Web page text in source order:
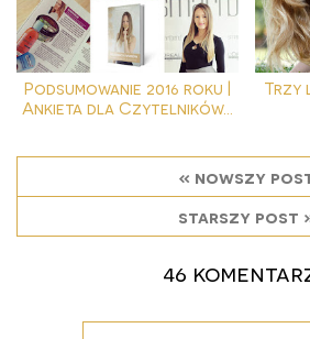
Podsumowanie 2016 roku |
Ankieta dla Czytelników...
Trzy
« nowszy
starszy post
46